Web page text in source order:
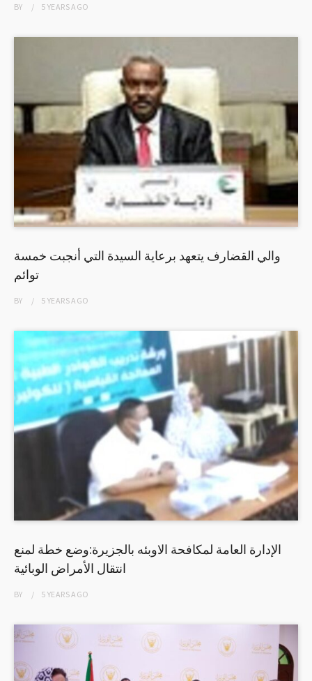
BY 5 YEARSAGO
والي القضارف يتعهد برعاية السيدة التي أنجبت خمسة
توائم
BY 5 YEARSAGO
الإدارة العامة لمكافحة الاوبئه بالجزيرة:وضع خطة لمنع
انتقال الأمراض الوبائية
BY 5 YEARSAGO